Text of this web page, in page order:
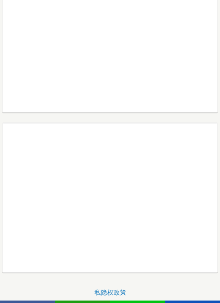
私隐权政策